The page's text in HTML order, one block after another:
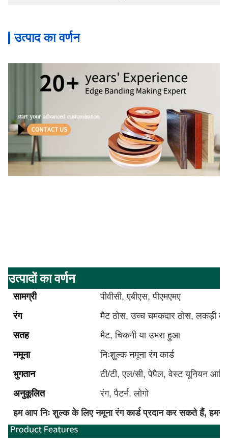
उत्पाद का वर्णन
उत्पादों का वर्णन
सामग्री
पीवीसी, एबीएस, पीएमएमए
रंग
मैट ठोस, उच्च चमकदार ठोस, लकड़ी
सतह
मैट, चिकनी या उभरा हुआ
नमूना
निःशुल्क नमूना रंग कार्ड
भुगतान
टी/टी, एल/सी, पेपैल, वेस्ट यूनियन
अनुकूलित
रंग, पैटर्न. लोगो
हम आप निः शुल्क के लिए नमूना रंग कार्ड प्रदान कर सकते हैं,